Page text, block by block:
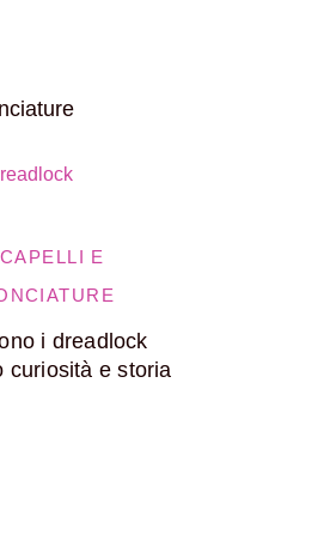
CAPELLI E
i dreadlock
curiosità e storia